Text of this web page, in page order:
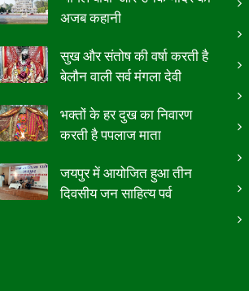
अजब कहानी
सुख और संतोष की वर्षा करती है
बेलौन वाली सर्व मंगला देवी
भक्तों के हर दुख का निवारण
करती है पपलाज माता
जयपुर में आयोजित हुआ तीन
दिवसीय जन साहित्य पर्व